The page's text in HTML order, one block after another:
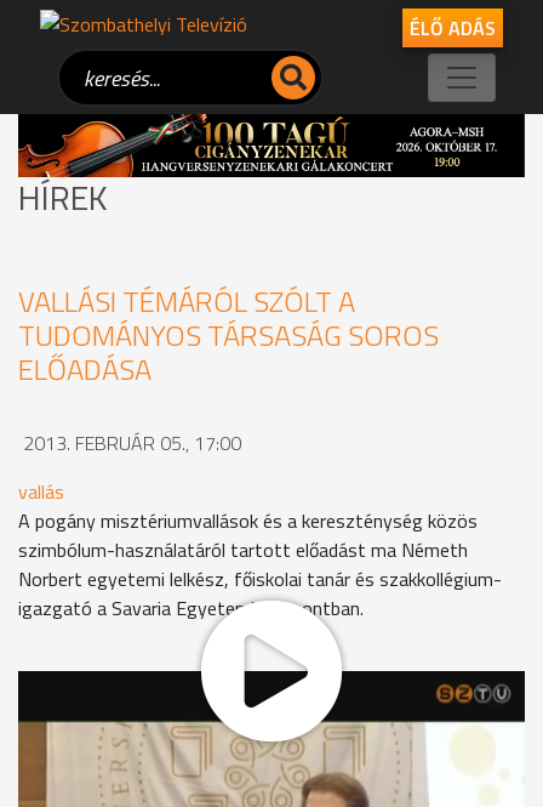
ÉLŐ ADÁS
HÍREK
VALLÁSI TÉMÁRÓL SZÓLT A
TUDOMÁNYOS TÁRSASÁG SOROS
ELŐADÁSA
2013. FEBRUÁR 05., 17:00
vallás
A pogány misztériumvallások és a kereszténység közös
szimbólum-használatáról tartott előadást ma Németh
Norbert egyetemi lelkész, főiskolai tanár és szakkollégium-
igazgató a Savaria Egyetemi Központban.
A felolvasóülést a Szombathelyi Tudományos Társaság és a
tudományos akadémia Vas megyei Testülete szervezte. Az
előadást a Szombathelyi Televízió rögzítette és február 13-
án műsorra tűzi.